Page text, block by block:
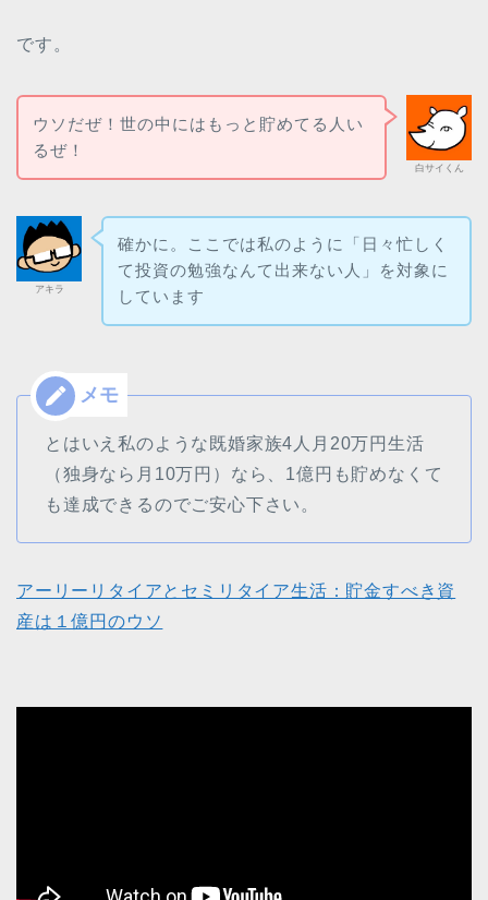
です。
白サイくん
ウソだぜ！世の中にはもっと貯めてる人い
るぜ！
アキラ
確かに。ここでは私のように「日々忙しく
て投資の勉強なんて出来ない人」を対象に
しています
とはいえ私のような既婚家族4人月20万円生活
（独身なら月10万円）なら、1億円も貯めなくて
も達成できるのでご安心下さい。
アーリーリタイアとセミリタイア生活：貯金すべき資
産は１億円のウソ